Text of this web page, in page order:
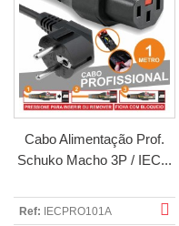
Cabo Alimentação Prof.
Schuko Macho 3P / IEC...
Ref: IECPRO101A